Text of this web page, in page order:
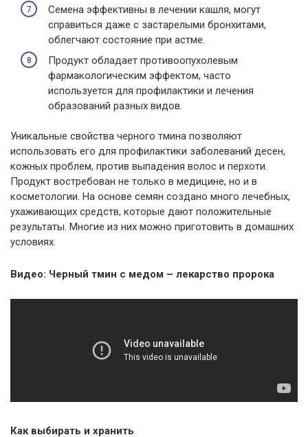
Семена эффективны в лечении кашля, могут
справиться даже с застарелыми бронхитами,
облегчают состояние при астме.
Продукт обладает противоопухолевым
фармакологическим эффектом, часто
используется для профилактики и лечения
образований разных видов.
Уникальные свойства черного тмина позволяют
использовать его для профилактики заболеваний десен,
кожных проблем, против выпадения волос и перхоти.
Продукт востребован не только в медицине, но и в
косметологии. На основе семян создано много лечебных,
ухаживающих средств, которые дают положительные
результаты. Многие из них можно приготовить в домашних
условиях.
Видео: Черный тмин с медом – лекарство пророка
Как выбирать и хранить